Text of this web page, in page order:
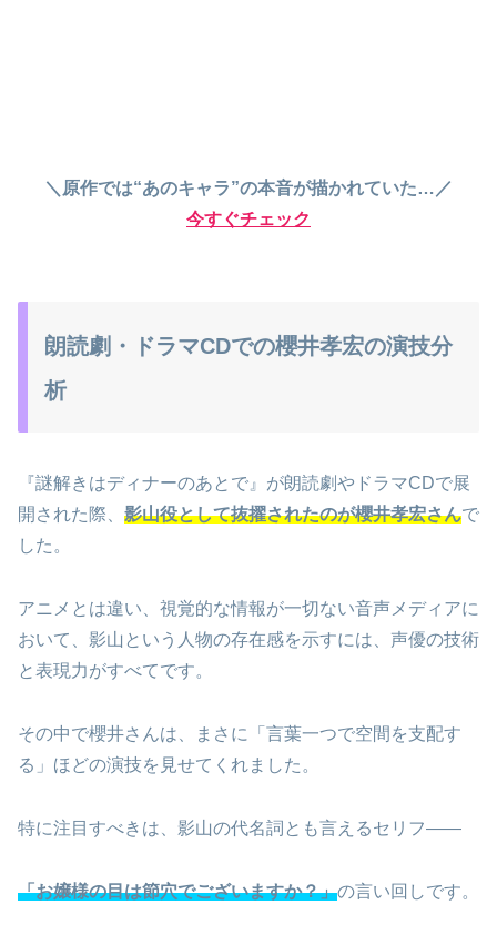
＼原作では“あのキャラ”の本音が描かれていた…／
今すぐチェック
朗読劇・ドラマCDでの櫻井孝宏の演技分
析
『謎解きはディナーのあとで』が朗読劇やドラマCDで展
開された際、 影山役として抜擢されたのが櫻井孝宏さんで
した。
アニメとは違い、視覚的な情報が一切ない音声メディアに
おいて、影山という人物の存在感を示すには、声優の技術
と表現力がすべてです。
その中で櫻井さんは、まさに「言葉一つで空間を支配す
る」ほどの演技を見せてくれました。
特に注目すべきは、影山の代名詞とも言えるセリフ――
「お嬢様の目は節穴でございますか？」の言い回しです。